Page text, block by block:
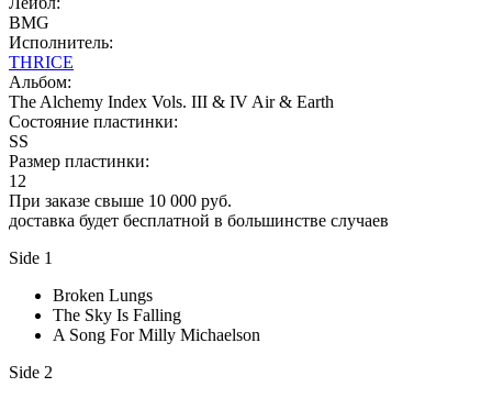
BMG
Исполнитель:
THRICE
Альбом:
The Alchemy Index Vols. III & IV Air & Earth
Состояние пластинки:
SS
Размер пластинки:
12
При заказе свыше 10 000 руб.
доставка будет бесплатной в большинстве случаев
Side 1
Broken Lungs
The Sky Is Falling
A Song For Milly Michaelson
Side 2